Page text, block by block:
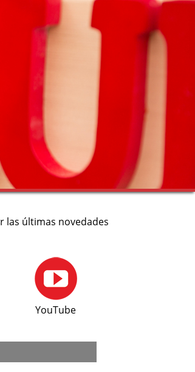
las últimas novedades
YouTube